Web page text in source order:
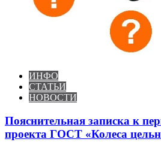
ИНФО
СТАТЬИ
НОВОСТИ
Пояснительная записка к
проекта ГОСТ «Колеса